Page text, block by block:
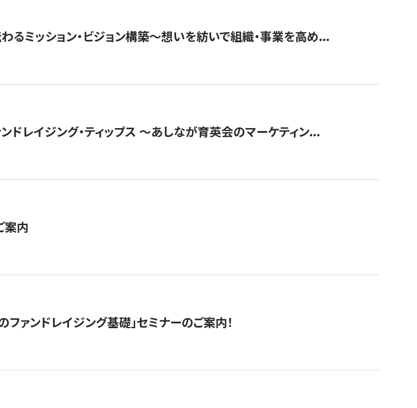
わるミッション・ビジョン構築〜想いを紡いで組織・事業を高め...
ンドレイジング・ティップス 〜あしなが育英会のマーケティン...
案内
ファンドレイジング基礎」セミナーのご案内！